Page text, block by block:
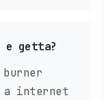
getta?
a internet